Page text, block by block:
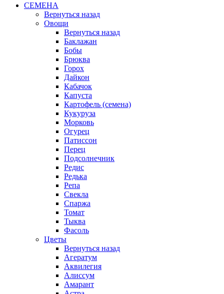
СЕМЕНА
Вернуться назад
Овощи
Вернуться назад
Баклажан
Бобы
Брюква
Горох
Дайкон
Кабачок
Капуста
Картофель (семена)
Кукуруза
Морковь
Огурец
Патиссон
Перец
Подсолнечник
Редис
Редька
Репа
Свекла
Спаржа
Томат
Тыква
Фасоль
Цветы
Вернуться назад
Агератум
Аквилегия
Алиссум
Амарант